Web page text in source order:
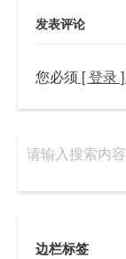
发表评论
您必须 [ 登录 ]
请输入搜索内容
边栏标签